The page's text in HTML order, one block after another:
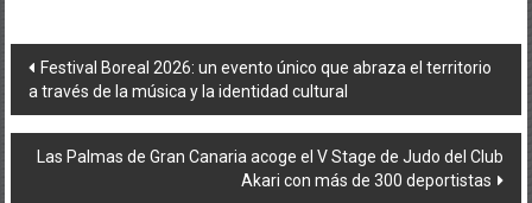
Navegación
de
entradas
Festival Boreal 2026: un evento único que abraza el territorio
a través de la música y la identidad cultural
Las Palmas de Gran Canaria acoge el V Stage de Judo del Club
Akari con más de 300 deportistas